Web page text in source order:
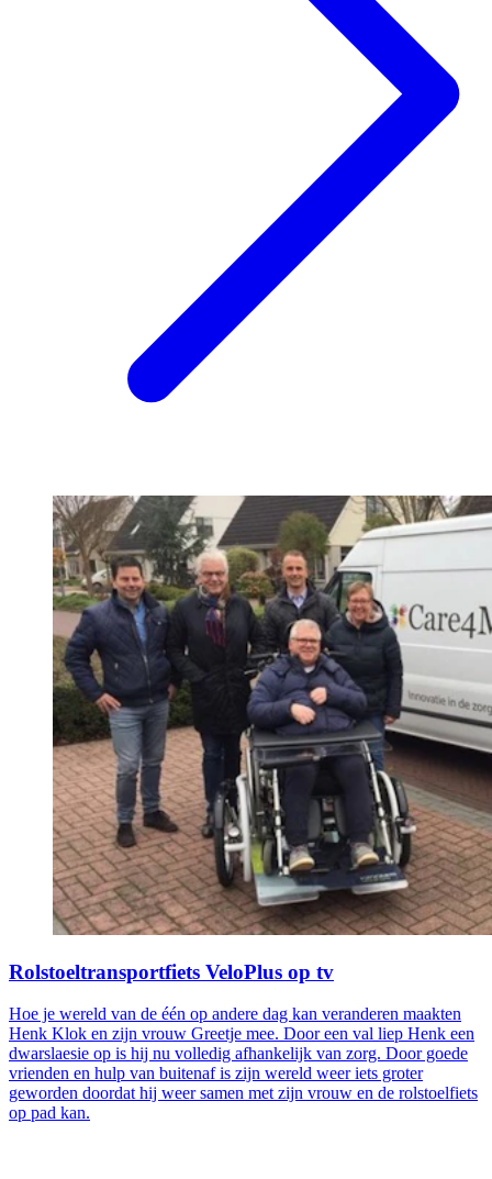
Rolstoeltransportfiets VeloPlus op tv
Hoe je wereld van de één op andere dag kan veranderen maakten
Henk Klok en zijn vrouw Greetje mee. Door een val liep Henk een
dwarslaesie op is hij nu volledig afhankelijk van zorg. Door goede
vrienden en hulp van buitenaf is zijn wereld weer iets groter
geworden doordat hij weer samen met zijn vrouw en de rolstoelfiets
op pad kan.